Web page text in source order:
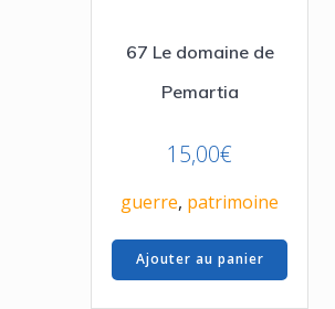
67 Le domaine de
Pemartia
15,00€
guerre, patrimoine
Ajouter au panier